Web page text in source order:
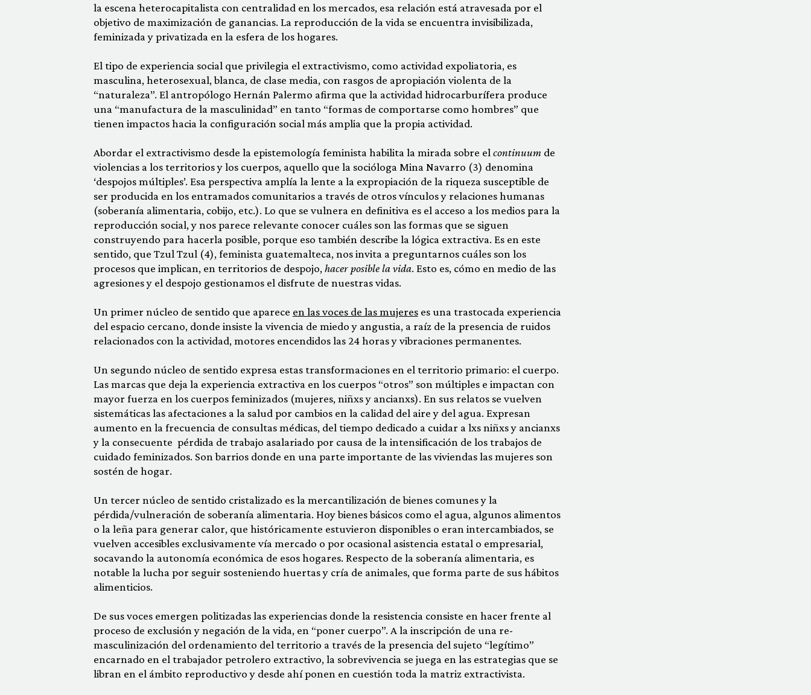
la escena heterocapitalista con centralidad en los mercados, esa relación está atravesada por el
objetivo de maximización de ganancias. La reproducción de la vida se encuentra invisibilizada,
feminizada y privatizada en la esfera de los hogares.
El tipo de experiencia social que privilegia el extractivismo, como actividad expoliatoria, es
masculina, heterosexual, blanca, de clase media, con rasgos de apropiación violenta de la
“naturaleza”. El antropólogo Hernán Palermo afirma que la actividad hidrocarburífera produce
una “manufactura de la masculinidad” en tanto “formas de comportarse como hombres” que
tienen impactos hacia la configuración social más amplia que la propia actividad.
Abordar el extractivismo desde la epistemología feminista habilita la mirada sobre el continuum de
violencias a los territorios y los cuerpos, aquello que la socióloga Mina Navarro (3) denomina
‘despojos múltiples’. Esa perspectiva amplía la lente a la expropiación de la riqueza susceptible de
ser producida en los entramados comunitarios a través de otros vínculos y relaciones humanas
(soberanía alimentaria, cobijo, etc.). Lo que se vulnera en definitiva es el acceso a los medios para la
reproducción social, y nos parece relevante conocer cuáles son las formas que se siguen
construyendo para hacerla posible, porque eso también describe la lógica extractiva. Es en este
sentido, que Tzul Tzul (4), feminista guatemalteca, nos invita a preguntarnos cuáles son los
procesos que implican, en territorios de despojo, hacer posible la vida. Esto es, cómo en medio de las
agresiones y el despojo gestionamos el disfrute de nuestras vidas.
Un primer núcleo de sentido que aparece en las voces de las mujereses una trastocada experiencia
del espacio cercano, donde insiste la vivencia de miedo y angustia, a raíz de la presencia de ruidos
relacionados con la actividad, motores encendidos las 24 horas y vibraciones permanentes.
Un segundo núcleo de sentido expresa estas transformaciones en el territorio primario: el cuerpo.
Las marcas que deja la experiencia extractiva en los cuerpos “otros” son múltiples e impactan con
mayor fuerza en los cuerpos feminizados (mujeres, niñxs y ancianxs). En sus relatos se vuelven
sistemáticas las afectaciones a la salud por cambios en la calidad del aire y del agua. Expresan
aumento en la frecuencia de consultas médicas, del tiempo dedicado a cuidar a lxs niñxs y ancianxs
y la consecuente pérdida de trabajo asalariado por causa de la intensificación de los trabajos de
cuidado feminizados. Son barrios donde en una parte importante de las viviendas las mujeres son
sostén de hogar.
Un tercer núcleo de sentido cristalizado es la mercantilización de bienes comunes y la
pérdida/vulneración de soberanía alimentaria. Hoy bienes básicos como el agua, algunos alimentos
o la leña para generar calor, que históricamente estuvieron disponibles o eran intercambiados, se
vuelven accesibles exclusivamente vía mercado o por ocasional asistencia estatal o empresarial,
socavando la autonomía económica de esos hogares. Respecto de la soberanía alimentaria, es
notable la lucha por seguir sosteniendo huertas y cría de animales, que forma parte de sus hábitos
alimenticios.
De sus voces emergen politizadas las experiencias donde la resistencia consiste en hacer frente al
proceso de exclusión y negación de la vida, en “poner cuerpo”. A la inscripción de una re-
masculinización del ordenamiento del territorio a través de la presencia del sujeto “legítimo”
encarnado en el trabajador petrolero extractivo, la sobrevivencia se juega en las estrategias que se
libran en el ámbito reproductivo y desde ahí ponen en cuestión toda la matriz extractivista.